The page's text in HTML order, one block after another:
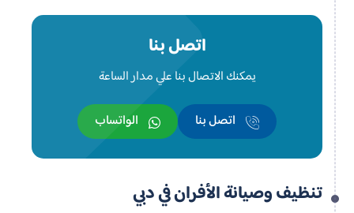
اتصل بنا
يمكنك الاتصال بنا علي مدار الساعة
اتصل بنا الواتساب
تنظيف وصيانة الأفران في دبي